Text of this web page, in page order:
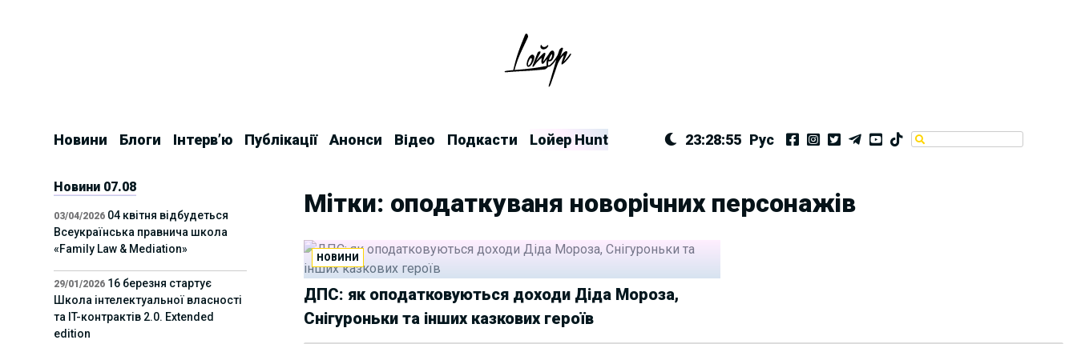
Новини Блоги Інтерв’ю Публікації Анонси Відео Подкасти Lойер Hunt 23:28:55 Рус
Мітки: оподаткуваня новорічних персонажів
НОВИНИ
ДПС: як оподатковуються доходи Діда Мороза,
Снігуроньки та інших казкових героїв
Новини 07.08
03/04/2026 04 квітня відбудеться
Всеукраїнська правнича школа
«Family Law & Mediation»
29/01/2026 16 березня стартує
Школа інтелектуальної власності
та IT-контрактів 2.0. Extended
edition